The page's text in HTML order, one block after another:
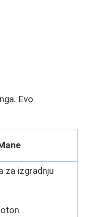
Evo
za izgradnju